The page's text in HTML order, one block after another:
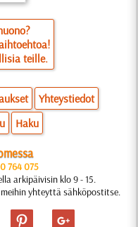
teille.
Yhteystiedot
Haku
764 075
arkipäivisin klo 9 - 15.
yhteyttä sähköpostitse.